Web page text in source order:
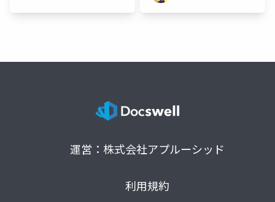
運営：株式会社アプルーシッド
利用規約